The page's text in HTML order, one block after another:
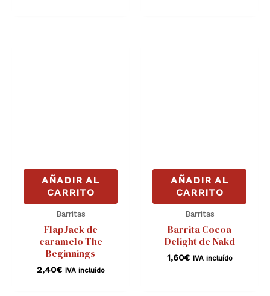
AÑADIR AL
CARRITO
Barritas
FlapJack de
caramelo The
Beginnings
2,40€ IVA incluído
AÑADIR AL
CARRITO
Barritas
Barrita Cocoa
Delight de Nakd
1,60€ IVA incluído